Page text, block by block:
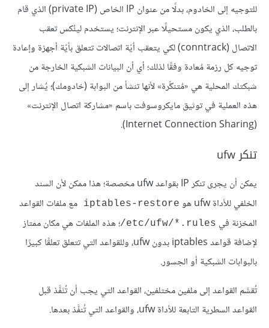
للتوجيه إلى الخادوم، بدلًا من عنوان IP الخاص (private IP) الذي قام
بالطلب، الذي يكون مستحيلًا عبر الإنترنت؛ يستخدم لينُكس تعقب
الاتصال (conntrack) لكي يتعقب أيّة اتصالات تتعلق بأيّة أجهزة وإعادة
توجيه كل رزمة مُعادة وفقًا لذلك؛ أي أن البيانات الشبكية الخارجة من
شبكتك المحلية هي «مُتنكِّرة» ﻷنها تنشأ من البوابة (خادومك)؛ يُشار إلى
هذه العملية في توثيق مايكروسوفت باسم «مشاركة اتصال الإنترنت»
(Internet Connection Sharing).
تنكر ufw
يمكن أن يجرى تنكر IP بقواعد ufw مخصصة؛ هذا ممكن لأن السند
الخلفي للأداة ufw هو
iptables-restore
مع ملفات القواعد
المخزنة في ‎ /etc/ufw/*.rules؛ هذه الملفات هي مكان ممتاز
لإضافة قواعد iptables بدون ufw، وللقواعد التي تتعلق تعلقًا كبيرًا
بالبوابات الشبكية أو الجسور.
تُقسَّم القواعد إلى ملفين مختلفين، القواعد التي يجب أن تُنَفَّذ قبل
القواعد السطرية التابعة للأداة ufw، والقواعد التي تُنفَّذ بعدها.